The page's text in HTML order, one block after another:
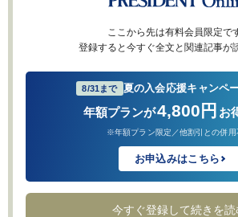
ここから先は有料会員限定で
登録すると今すぐ全文と関連記事が
8/31まで 夏の入会応援キャンペ
年額プランが4,800円 お
※年額プラン限定／他割引との併用
お申込みはこちら
今すぐ登録して続きを読